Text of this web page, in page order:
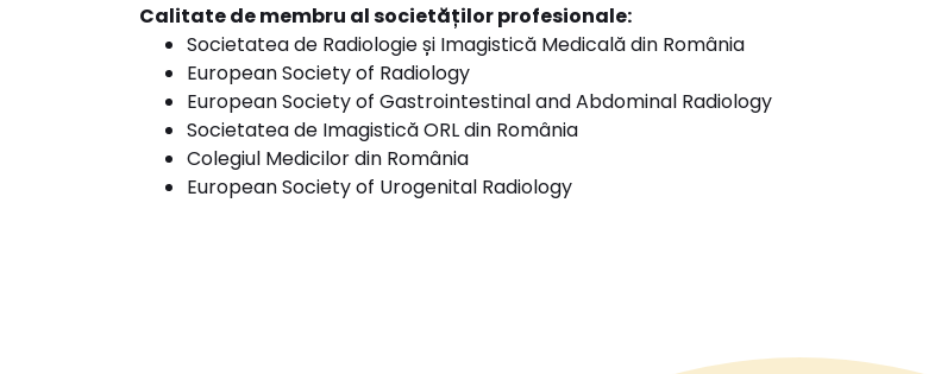
Calitate de membru al societăților profesionale:
Societatea de Radiologie și Imagistică Medicală din România
European Society of Radiology
European Society of Gastrointestinal and Abdominal Radiology
Societatea de Imagistică ORL din România
Colegiul Medicilor din România
European Society of Urogenital Radiology